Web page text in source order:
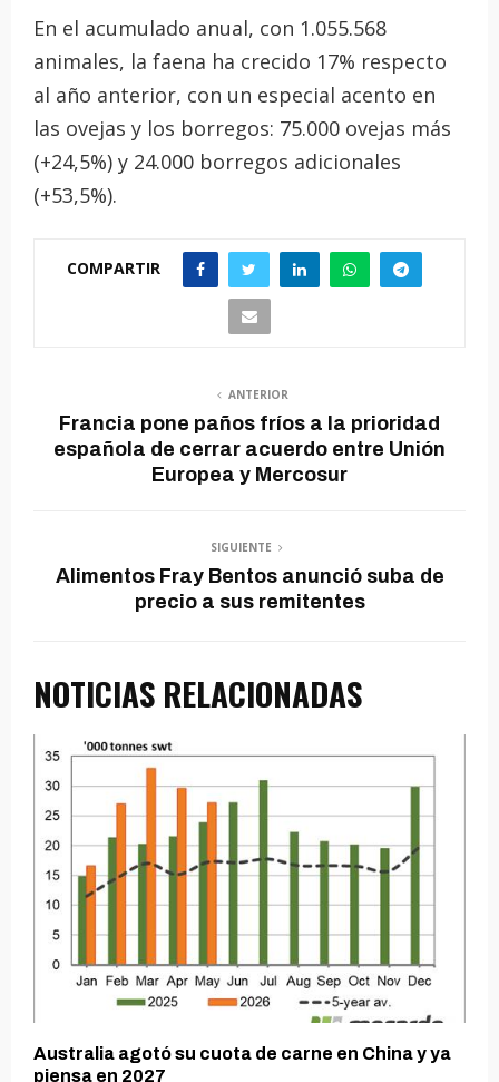
En el acumulado anual, con 1.055.568
animales, la faena ha crecido 17% respecto
al año anterior, con un especial acento en
las ovejas y los borregos: 75.000 ovejas más
(+24,5%) y 24.000 borregos adicionales
(+53,5%).
COMPARTIR
ANTERIOR
Francia pone paños fríos a la prioridad
española de cerrar acuerdo entre Unión
Europea y Mercosur
SIGUIENTE
Alimentos Fray Bentos anunció suba de
precio a sus remitentes
NOTICIAS RELACIONADAS
Australia agotó su cuota de carne en China y ya
piensa en 2027